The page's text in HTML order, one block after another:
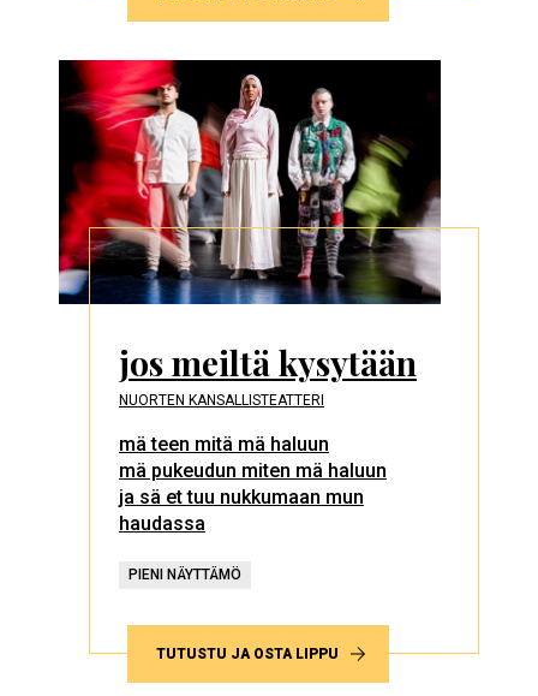
jos meiltä kysytään
NUORTEN KANSALLISTEATTERI
mä teen mitä mä haluun
mä pukeudun miten mä haluun
ja sä et tuu nukkumaan mun
haudassa
PIENI NÄYTTÄMÖ
TUTUSTU JA OSTA LIPPU